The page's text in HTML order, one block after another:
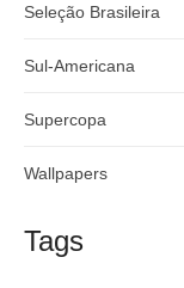
Seleção Brasileira
Sul-Americana
Supercopa
Wallpapers
Tags